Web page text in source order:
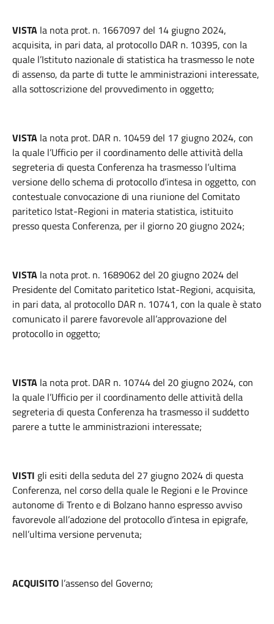
VISTA la nota prot. n. 1667097 del 14 giugno 2024,
acquisita, in pari data, al protocollo DAR n. 10395, con la
quale l’Istituto nazionale di statistica ha trasmesso le note
di assenso, da parte di tutte le amministrazioni interessate,
alla sottoscrizione del provvedimento in oggetto;
VISTA la nota prot. DAR n. 10459 del 17 giugno 2024, con
la quale l’Ufficio per il coordinamento delle attività della
segreteria di questa Conferenza ha trasmesso l’ultima
versione dello schema di protocollo d’intesa in oggetto, con
contestuale convocazione di una riunione del Comitato
paritetico Istat-Regioni in materia statistica, istituito
presso questa Conferenza, per il giorno 20 giugno 2024;
VISTA la nota prot. n. 1689062 del 20 giugno 2024 del
Presidente del Comitato paritetico Istat-Regioni, acquisita,
in pari data, al protocollo DAR n. 10741, con la quale è stato
comunicato il parere favorevole all’approvazione del
protocollo in oggetto;
VISTA la nota prot. DAR n. 10744 del 20 giugno 2024, con
la quale l’Ufficio per il coordinamento delle attività della
segreteria di questa Conferenza ha trasmesso il suddetto
parere a tutte le amministrazioni interessate;
VISTI gli esiti della seduta del 27 giugno 2024 di questa
Conferenza, nel corso della quale le Regioni e le Province
autonome di Trento e di Bolzano hanno espresso avviso
favorevole all’adozione del protocollo d’intesa in epigrafe,
nell’ultima versione pervenuta;
ACQUISITO l’assenso del Governo;